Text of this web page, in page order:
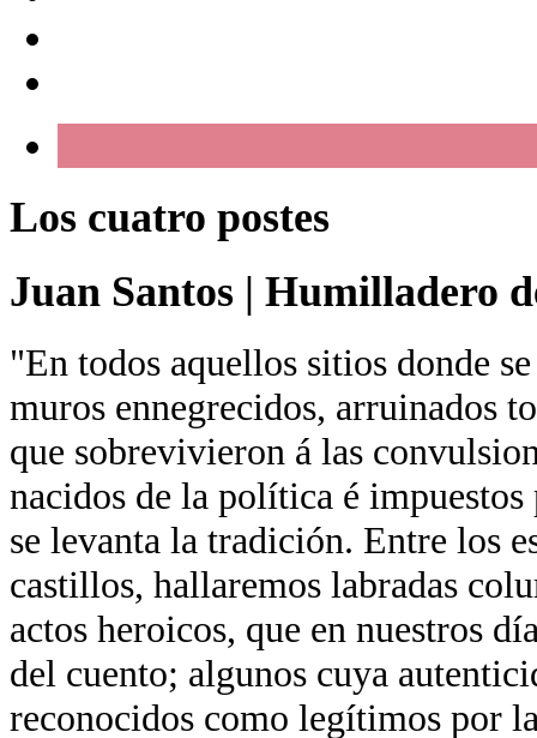
Los cuatro postes
Juan Santos | Humilladero
"En todos aquellos sitios donde
muros ennegrecidos, arruinados
que sobrevivieron á las
nacidos de la política é
se levanta la tradición. Entre los
castillos, hallaremos labradas
actos heroicos, que en nuestros
del cuento; algunos cuya
reconocidos como legítimos por